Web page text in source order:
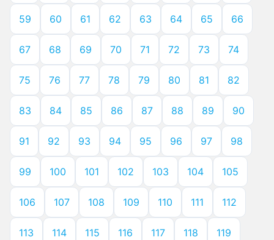
59 60 61 62 63 64 65 66
67 68 69 70 71 72 73 74
75 76 77 78 79 80 81 82
83 84 85 86 87 88 89 90
91 92 93 94 95 96 97 98
99 100 101 102 103 104 105
106 107 108 109 110 111 112
113 114 115 116 117 118 119